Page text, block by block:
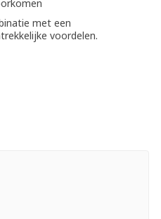
met een
voordelen.